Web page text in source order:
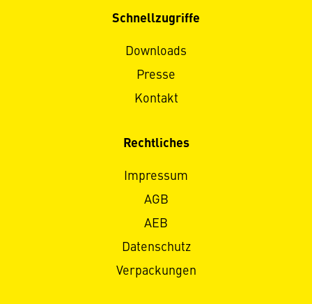
Schnellzugriffe
Downloads
Presse
Kontakt
Rechtliches
Impressum
AGB
AEB
Datenschutz
Verpackungen